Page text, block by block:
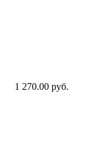
1 270.00 руб.